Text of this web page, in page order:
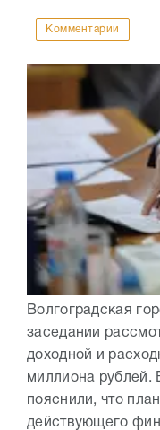
Комментарии
Волгоградская
заседании
доходной и
миллиона рублей.
пояснили, что
действующего